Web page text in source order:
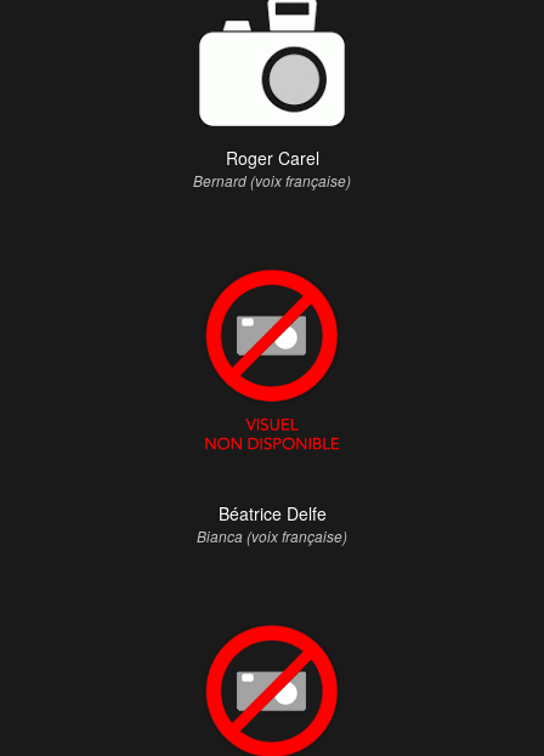
Roger Carel
Bernard (voix française)
Béatrice Delfe
Bianca (voix française)